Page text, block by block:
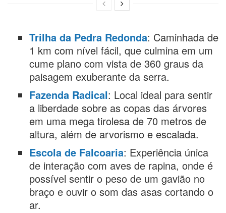
Trilha da Pedra Redonda: Caminhada de
1 km com nível fácil, que culmina em um
cume plano com vista de 360 graus da
paisagem exuberante da serra.
Fazenda Radical: Local ideal para sentir
a liberdade sobre as copas das árvores
em uma mega tirolesa de 70 metros de
altura, além de arvorismo e escalada.
Escola de Falcoaria: Experiência única
de interação com aves de rapina, onde é
possível sentir o peso de um gavião no
braço e ouvir o som das asas cortando o
ar.